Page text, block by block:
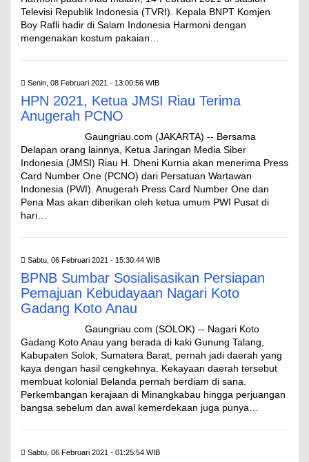
Televisi Republik Indonesia (TVRI). Kepala BNPT Komjen
Boy Rafli hadir di Salam Indonesia Harmoni dengan
mengenakan kostum pakaian…
Senin, 08 Februari 2021 - 13:00:56 WIB
HPN 2021, Ketua JMSI Riau Terima
Anugerah PCNO
Gaungriau.com (JAKARTA) -- Bersama
Delapan orang lainnya, Ketua Jaringan Media Siber
Indonesia (JMSI) Riau H. Dheni Kurnia akan menerima Press
Card Number One (PCNO) dari Persatuan Wartawan
Indonesia (PWI). Anugerah Press Card Number One dan
Pena Mas akan diberikan oleh ketua umum PWI Pusat di
hari…
Sabtu, 06 Februari 2021 - 15:30:44 WIB
BPNB Sumbar Sosialisasikan Persiapan
Pemajuan Kebudayaan Nagari Koto
Gadang Koto Anau
Gaungriau.com (SOLOK) -- Nagari Koto
Gadang Koto Anau yang berada di kaki Gunung Talang,
Kabupaten Solok, Sumatera Barat, pernah jadi daerah yang
kaya dengan hasil cengkehnya. Kekayaan daerah tersebut
membuat kolonial Belanda pernah berdiam di sana.
Perkembangan kerajaan di Minangkabau hingga perjuangan
bangsa sebelum dan awal kemerdekaan juga punya…
Sabtu, 06 Februari 2021 - 01:25:54 WIB